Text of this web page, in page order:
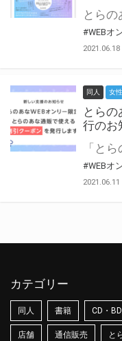
#WEBオ
2021.06.18
同人 女
とらの
行のお
#WEBオ
2021.06.11
カテゴリー
同人 書籍 CD・
店舗 通信販売 と